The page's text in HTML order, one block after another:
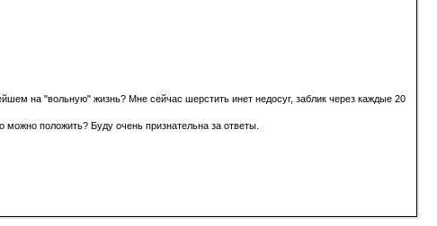
на "вольную" жизнь? Мне сейчас шерстить инет недосуг, заблик через каждые 20
положить? Буду очень признательна за ответы.